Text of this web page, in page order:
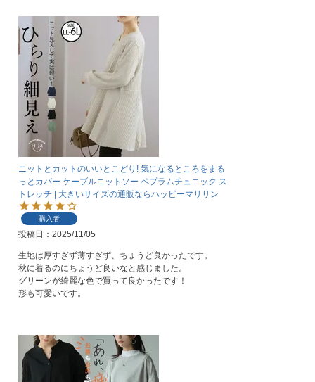
ニットとカットのいいとこどり! 気になるところをまる
っとカバー ケーブルニットソー ペプラムチュニック ス
トレッチ | 大きいサイズの通販ならハッピーマリリン
購入者
投稿日 2025/11/05
生地は厚すぎず薄すぎず、ちょうど良かったです。
秋に着るのにちょうど良いなと感じました。
グリーンが綺麗な色で買って良かったです！
形も可愛いです。